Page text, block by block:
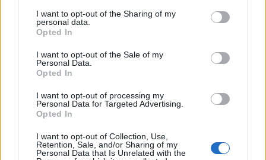
not limited to your visit or usage behaviour. You may click to
grant or deny consent to Google and its third-party tags to
use your data for below specified purposes in below Google
consent section.
I want to opt-out of the Sharing of my
personal data.
Opted In
I want to opt-out of the Sale of my
Personal Data.
Opted In
I want to opt-out of processing my
Personal Data for Targeted Advertising.
Opted In
I want to opt-out of Collection, Use,
Retention, Sale, and/or Sharing of my
Personal Data that Is Unrelated with the
Jól ellensúlyozza az Applegate által alakított Jent,
mindkét szereplőben találhatunk szimpatikus és
kevésbé kedvelt tulajdonságokat, és ahogyan halad
az évad, egyre inkább megbizonyosodhat a néző az
elcsépelt mondás igazságáról, miszerint "senki sem
az, akinek látszik".